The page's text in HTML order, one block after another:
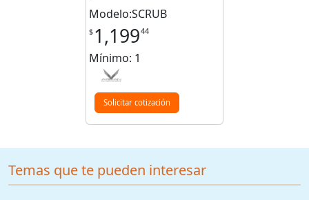
Modelo:SCRUB
$ 1,19944
Mínimo: 1
Solicitar cotización
Temas que te pueden interesar